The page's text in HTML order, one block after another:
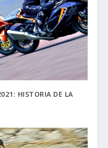
HISTORIA DE LA